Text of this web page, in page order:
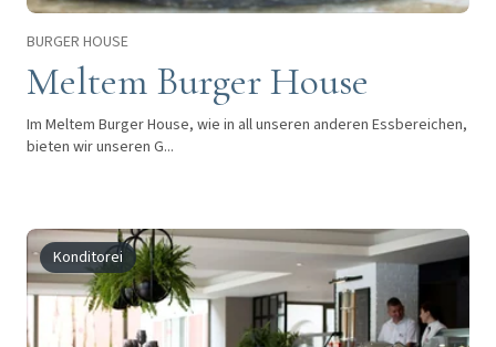
BURGER HOUSE
Meltem Burger House
Im Meltem Burger House, wie in all unseren anderen Essbereichen,
bieten wir unseren G...
Konditorei